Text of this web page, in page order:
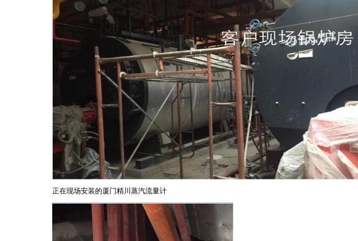
正在现场安装的厦门精川蒸汽流量计